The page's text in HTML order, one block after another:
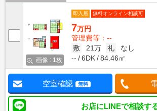
画像 : 1枚
即入居 無料オンライン相談可
7万円
管理費等：--
敷
21万 礼
なし
--
6DK 84.46㎡
空室確認 無料
お店にLINEで相談す